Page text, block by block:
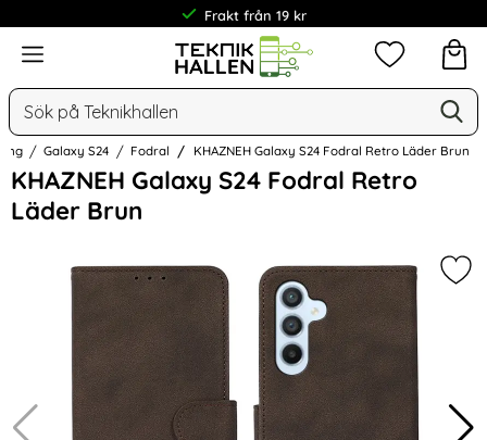
Frakt från 19 kr
Meny
Sök
Mina
Galaxy S24 Fodral KHAZNEH Galaxy S24 Fodral Retro Läder Brun
KHAZNEH Galaxy S24 Fodral Retro
Läder Brun
Hoppa
över
Bilder